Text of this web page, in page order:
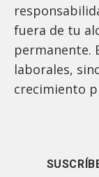
fuera de tu
permanente.
laborales,
crecimiento